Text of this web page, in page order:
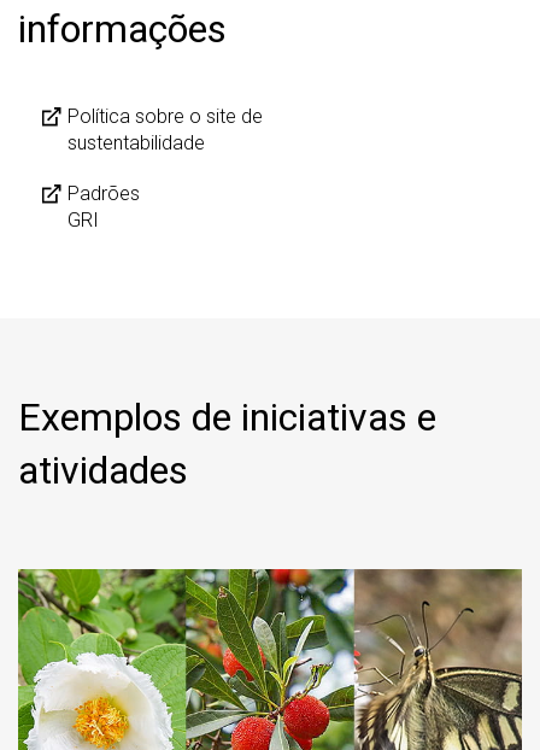
informações
Política sobre o site de
sustentabilidade
Padrões
GRI
Exemplos de iniciativas e
atividades